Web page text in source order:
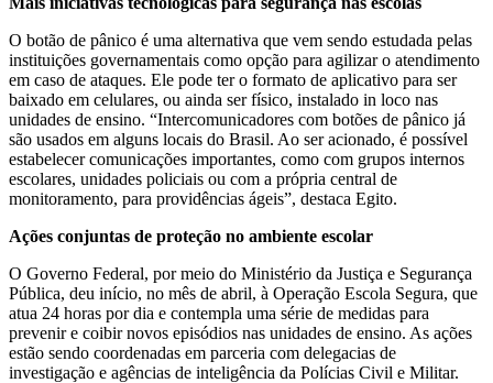
O botão de pânico é uma alternativa que vem sendo estudada pelas
instituições governamentais como opção para agilizar o atendimento
em caso de ataques. Ele pode ter o formato de aplicativo para ser
baixado em celulares, ou ainda ser físico, instalado in loco nas
unidades de ensino. “Intercomunicadores com botões de pânico já
são usados em alguns locais do Brasil. Ao ser acionado, é possível
estabelecer comunicações importantes, como com grupos internos
escolares, unidades policiais ou com a própria central de
monitoramento, para providências ágeis”, destaca Egito.
Ações conjuntas de proteção no ambiente escolar
O Governo Federal, por meio do Ministério da Justiça e Segurança
Pública, deu início, no mês de abril, à Operação Escola Segura, que
atua 24 horas por dia e contempla uma série de medidas para
prevenir e coibir novos episódios nas unidades de ensino. As ações
estão sendo coordenadas em parceria com delegacias de
investigação e agências de inteligência da Polícias Civil e Militar.